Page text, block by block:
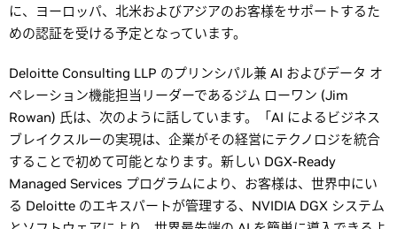
に、ヨーロッパ、北米およびアジアのお客様をサポートするた
めの認証を受ける予定となっています。
Deloitte Consulting LLP のプリンシパル兼 AI およびデータ オ
ペレーション機能担当リーダーであるジム ローワン (Jim
Rowan) 氏は、次のように話しています。「AI によるビジネス
ブレイクスルーの実現は、企業がその経営にテクノロジを統合
することで初めて可能となります。新しい DGX-Ready
Managed Services プログラムにより、お客様は、世界中にい
る Deloitte のエキスパートが管理する、NVIDIA DGX システム